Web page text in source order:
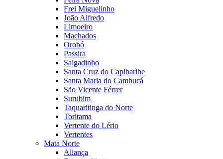
Frei Miguelinho
João Alfredo
Limoeiro
Machados
Orobó
Passira
Salgadinho
Santa Cruz do Capibaribe
Santa Maria do Cambucá
São Vicente Férrer
Surubim
Taquaritinga do Norte
Toritama
Vertente do Lério
Vertentes
Mata Norte
Aliança